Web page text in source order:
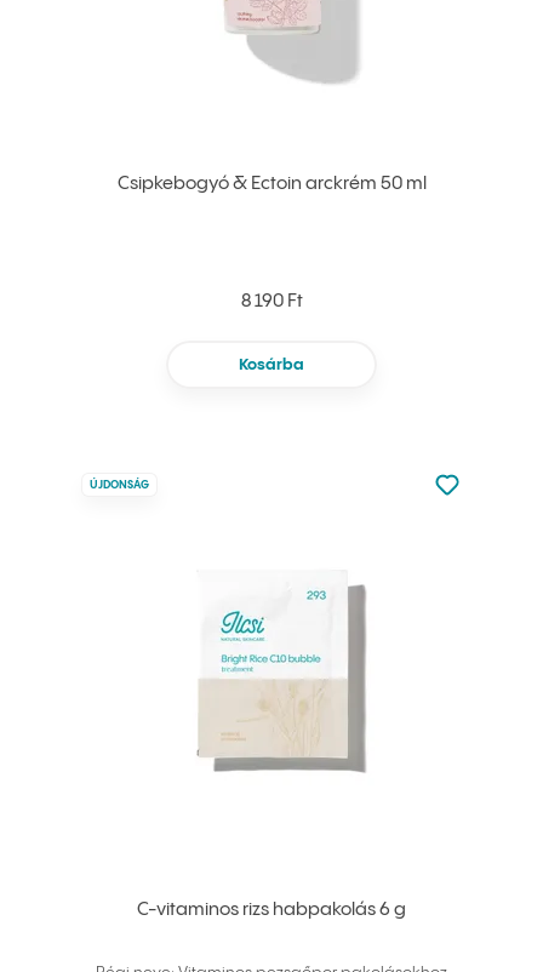
Csipkebogyó & Ectoin arckrém 50 ml
8 190 Ft
Kosárba
C-vitaminos rizs habpakolás 6 g
ÚJDONSÁG
Nincsen
Hozzáadás